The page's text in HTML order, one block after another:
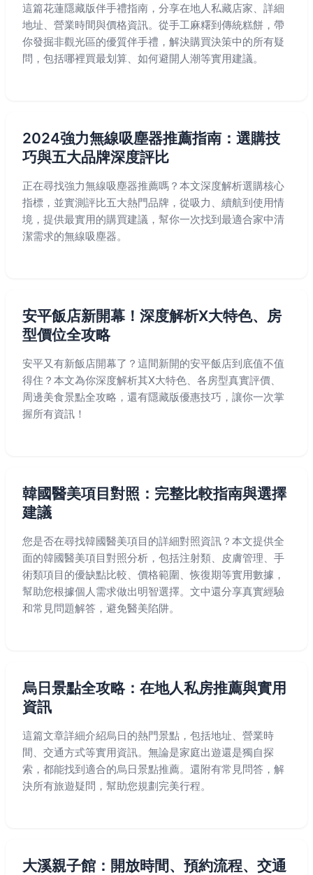
這篇花蓮隱藏版伴手禮指南，分享在地人私藏店家、詳細
地址、營業時間與價格資訊。從手工麻糬到傳統糕餅，帶
你發掘非觀光區的優質伴手禮，解決購買決策中的所有疑
問，包括哪裡買最划算、如何避開人潮等實用建議。
2024強力無線吸塵器推薦指南：選購技
巧與五大品牌深度評比
正在尋找強力無線吸塵器推薦嗎？本文深度解析選購核心
指標，並實測評比五大熱門品牌，從吸力、續航到使用情
境，提供最實用的購買建議，幫你一次找到最適合家中清
潔需求的無線吸塵器。
安平飯店新開幕！深度解析X大特色、房
型價位全攻略
安平又有新飯店開幕了？這間新開的安平飯店到底值不值
得住？本文為你深度解析其X大特色、各房型真實評價、
周邊美食景點全攻略，還有隱藏版優惠技巧，讓你一次掌
握所有資訊！
韓國醫美項目對照：完整比較指南與選擇
建議
您是否在尋找韓國醫美項目的詳細對照資訊？本文提供全
面的韓國醫美項目對照分析，包括注射類、皮膚管理、手
術類項目的優缺點比較、價格範圍、恢復期等實用數據，
幫助您根據個人需求做出明智選擇。文中還分享真實經驗
和常見問題解答，避免醫美陷阱。
烏日景點全攻略：在地人私房推薦與實用
資訊
這篇文章詳細介紹烏日的熱門景點，包括地址、營業時
間、交通方式等實用資訊。無論是家庭出遊還是獨自探
索，都能找到適合的烏日景點推薦。還附有常見問答，解
決所有旅遊疑問，幫助您規劃完美行程。
大溪親子館：開放時間、預約流程、交通